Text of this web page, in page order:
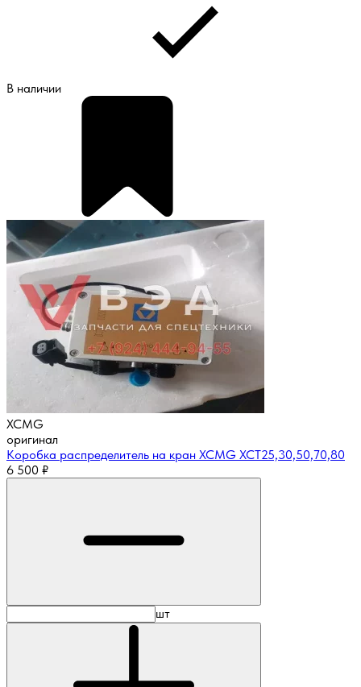
В наличии
XCMG
оригинал
Коробка распределитель на кран XCMG XCT25,30,50,70,80
6 500 ₽
шт